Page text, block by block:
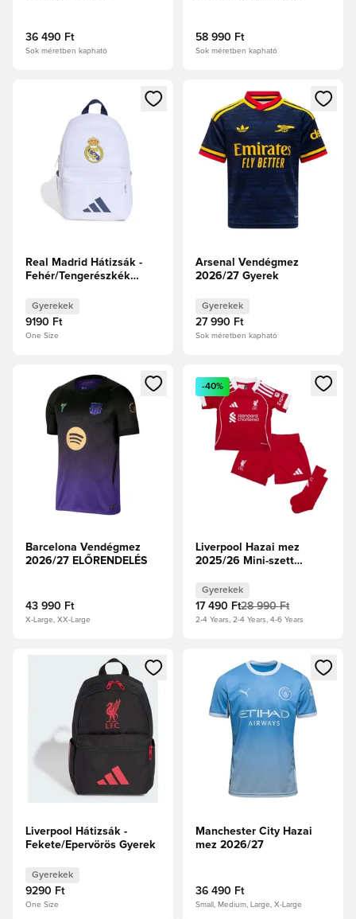
36 490 Ft
Sok méretben kapható
58 990 Ft
Sok méretben kapható
Megnyit egy modált a bejelentkezéshez vagy a tagként
Real Madrid Hátizsák -
Fehér/Tengerészkék
Gyerekek
9190 Ft
One Size
Megnyit egy modált a
Arsenal Vendégmez
2026/27 Gyerek
Gyerekek
27 990 Ft
Sok méretben kapható
Megnyit egy modált a bejelentkezéshez vagy a tagként
Barcelona Vendégmez
2026/27 ELŐRENDELÉS
43 990 Ft
X-Large, XX-Large
Megnyit egy modált a
-40%
Liverpool Hazai mez
2025/26 Mini-szett
Gyerekek
17 490 Ft28 990 Ft
2-4 Years, 2-4 Years, 4-6 Years
Megnyit egy modált a bejelentkezéshez vagy a tagként
Liverpool Hátizsák -
Fekete/Epervörös Gyerek
Gyerekek
9290 Ft
One Size
Megnyit egy modált a
Manchester City Hazai
mez 2026/27
36 490 Ft
Small, Medium, Large, X-Large